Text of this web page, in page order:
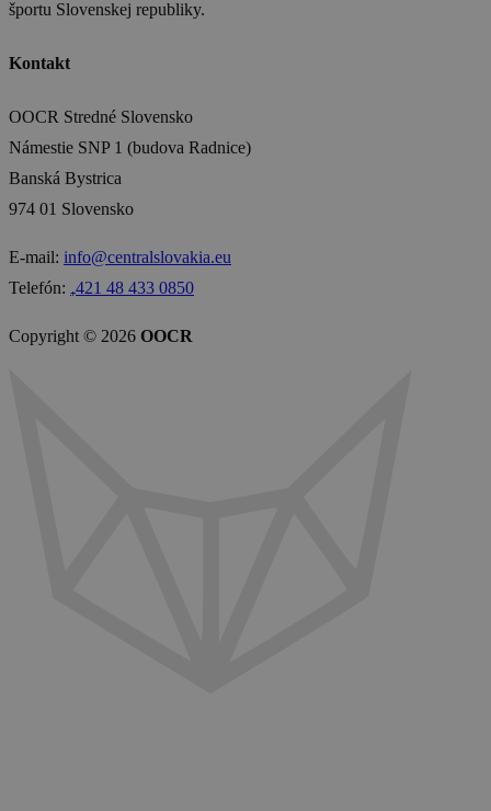
športu Slovenskej republiky.
Kontakt
OOCR Stredné Slovensko
Námestie SNP 1 (budova Radnice)
Banská Bystrica
974 01 Slovensko
E-mail: info@centralslovakia.eu
Telefón: ₊421 48 433 0850
Copyright © 2026 OOCR